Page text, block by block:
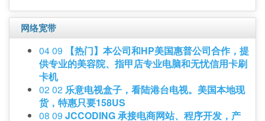
网络宽带
04 09
【热门】本公司和HP美国惠普公司合作，提
供专业的美容院、指甲店专业电脑和无忧信用卡刷
卡机
02 02乐意电视盒子，看陆港台电视。美国本地现
货，特惠只要158US
08 09 JCCODING 承接电商网站、程序开发，产